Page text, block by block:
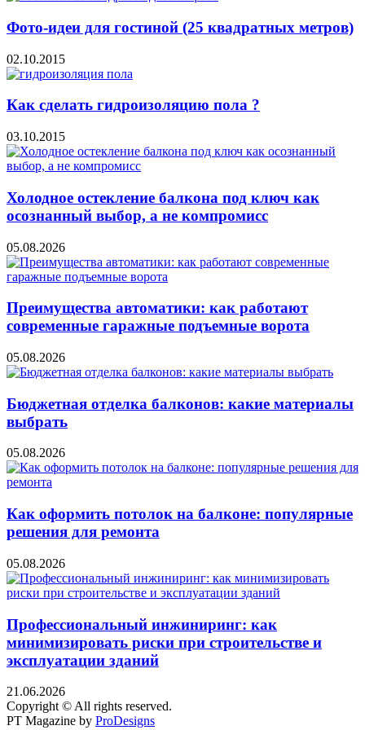
Фото-идеи для гостиной (25 квадратных метров)
02.10.2015
Как сделать гидроизоляцию пола ?
03.10.2015
Холодное остекление балкона под ключ как
осознанный выбор, а не компромисс
05.08.2026
Преимущества автоматики: как работают
современные гаражные подъемные ворота
05.08.2026
Бюджетная отделка балконов: какие материалы
выбрать
05.08.2026
Как оформить потолок на балконе: популярные
решения для ремонта
05.08.2026
Профессиональный инжиниринг: как
минимизировать риски при строительстве и
эксплуатации зданий
21.06.2026
Copyright © All rights reserved.
PT Magazine by ProDesigns